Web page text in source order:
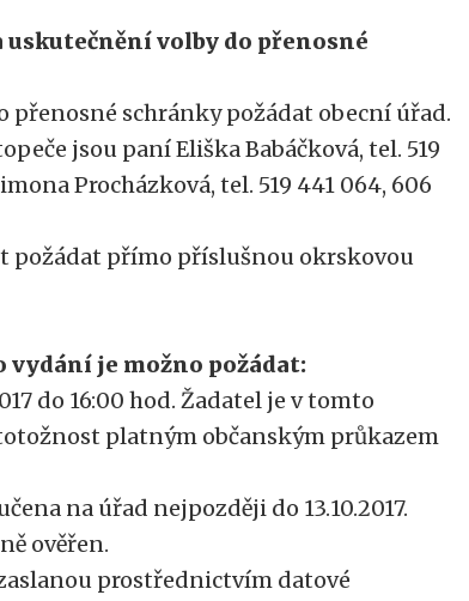
uskutečnění volby do přenosné
přenosné schránky požádat obecní úřad.
jsou paní Eliška Babáčková, tel. 519
Procházková, tel. 519 441 064, 606
požádat přímo příslušnou okrskovou
vydání je možno požádat:
do 16:00 hod. Žadatel je v tomto
platným občanským průkazem
na úřad nejpozději do 13.10.2017.
ověřen.
prostřednictvím datové